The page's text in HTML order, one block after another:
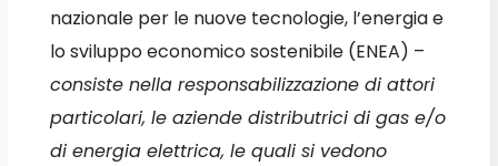
nazionale per le nuove tecnologie, l’energia e
lo sviluppo economico sostenibile (ENEA) –
consiste nella responsabilizzazione di attori
particolari, le aziende distributrici di gas e/o
di energia elettrica, le quali si vedono